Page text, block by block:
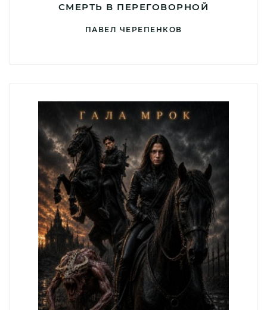
СМЕРТЬ В ПЕРЕГОВОРНОЙ
ПАВЕЛ ЧЕРЕПЕНКОВ